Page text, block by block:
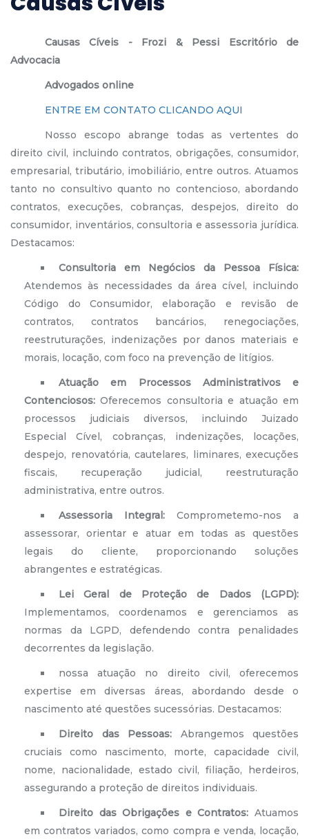
Causas Cíveis - Frozi & Pessi Escritório de
Advocacia
Advogados online
ENTRE EM CONTATO CLICANDO AQUI
Nosso escopo abrange todas as vertentes do
direito civil, incluindo contratos, obrigações, consumidor,
empresarial, tributário, imobiliário, entre outros. Atuamos
tanto no consultivo quanto no contencioso, abordando
contratos, execuções, cobranças, despejos, direito do
consumidor, inventários, consultoria e assessoria jurídica.
Destacamos:
Consultoria em Negócios da Pessoa Física:
Atendemos às necessidades da área cível, incluindo
Código do Consumidor, elaboração e revisão de
contratos, contratos bancários, renegociações,
reestruturações, indenizações por danos materiais e
morais, locação, com foco na prevenção de litígios.
Atuação em Processos Administrativos e
Contenciosos: Oferecemos consultoria e atuação em
processos judiciais diversos, incluindo Juizado
Especial Cível, cobranças, indenizações, locações,
despejo, renovatória, cautelares, liminares, execuções
fiscais, recuperação judicial, reestruturação
administrativa, entre outros.
Assessoria Integral: Comprometemo-nos a
assessorar, orientar e atuar em todas as questões
legais do cliente, proporcionando soluções
abrangentes e estratégicas.
Lei Geral de Proteção de Dados (LGPD):
Implementamos, coordenamos e gerenciamos as
normas da LGPD, defendendo contra penalidades
decorrentes da legislação.
nossa atuação no direito civil, oferecemos
expertise em diversas áreas, abordando desde o
nascimento até questões sucessórias. Destacamos:
Direito das Pessoas: Abrangemos questões
cruciais como nascimento, morte, capacidade civil,
nome, nacionalidade, estado civil, filiação, herdeiros,
assegurando a proteção de direitos individuais.
Direito das Obrigações e Contratos: Atuamos
em contratos variados, como compra e venda, locação,